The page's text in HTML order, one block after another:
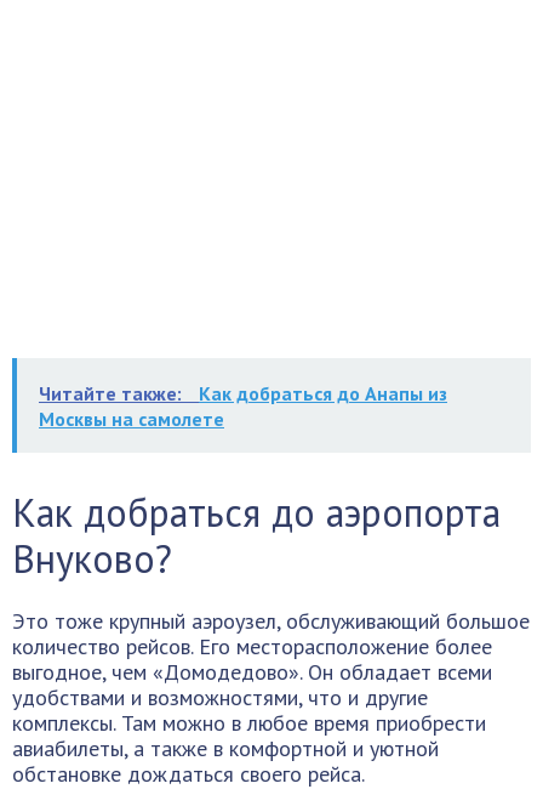
Читайте также:
Как добраться до Анапы из
Москвы на самолете
Как добраться до аэропорта
Внуково?
Это тоже крупный аэроузел, обслуживающий большое
количество рейсов. Его месторасположение более
выгодное, чем «Домодедово». Он обладает всеми
удобствами и возможностями, что и другие
комплексы. Там можно в любое время приобрести
авиабилеты, а также в комфортной и уютной
обстановке дождаться своего рейса.